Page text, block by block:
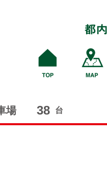
場 38 台